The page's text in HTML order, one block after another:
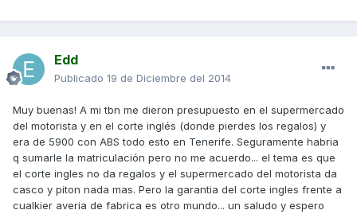
Edd
Publicado 19 de Diciembre del 2014
Muy buenas! A mi tbn me dieron presupuesto en el supermercado
del motorista y en el corte inglés (donde pierdes los regalos) y
era de 5900 con ABS todo esto en Tenerife. Seguramente habria
q sumarle la matriculación pero no me acuerdo... el tema es que
el corte ingles no da regalos y el supermercado del motorista da
casco y piton nada mas. Pero la garantia del corte ingles frente a
cualkier averia de fabrica es otro mundo... un saludo y espero